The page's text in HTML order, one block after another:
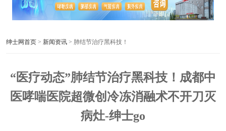
绅士网首页 > 新闻资讯 > 肺结节治疗黑科技！
“医疗动态”肺结节治疗黑科技！成都中
医哮喘医院超微创冷冻消融术不开刀灭
病灶-绅士go